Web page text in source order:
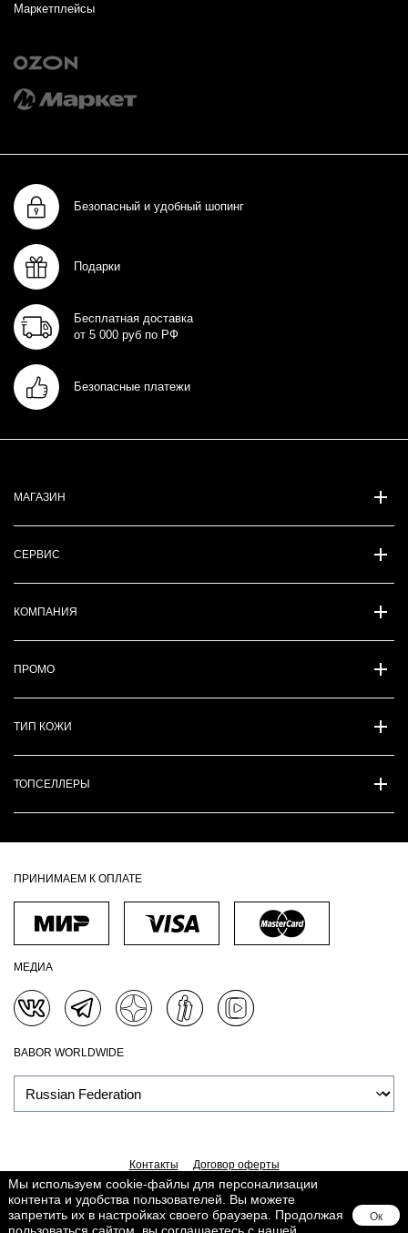
Маркетплейсы
Безопасный и удобный шопинг
Подарки
Бесплатная доставка
от 5 000 руб по РФ
Безопасные платежи
МАГАЗИН
СЕРВИС
КОМПАНИЯ
ПРОМО
ТИП КОЖИ
ТОПСЕЛЛЕРЫ
ПРИНИМАЕМ К ОПЛАТЕ
МЕДИА
BABOR WORLDWIDE
Контакты
Договор оферты
Политика обработки персональных данных
Доставка
Обработка персональных данных
Сведения о Cookies
Поддерживается вLighthouse
Мы используем cookie-файлы для персонализации
контента и удобства пользователей. Вы можете
запретить их в настройках своего браузера. Продолжая
Ок